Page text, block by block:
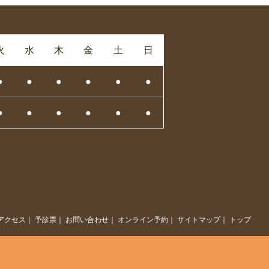
水 木 金 土 日
● ● ● ● ●
● ● ● ● ●
クセス ｜ 予診票 ｜ お問い合わせ ｜ オンライン予約 ｜ サイトマップ｜ トップ